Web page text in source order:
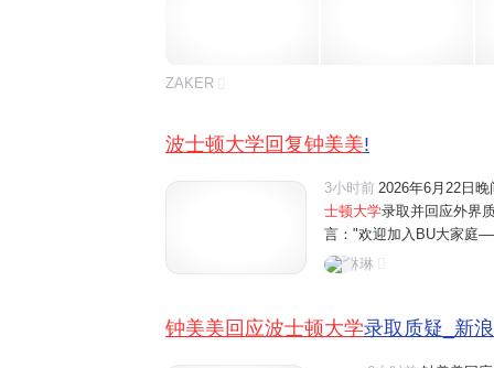
ZAKER
波士顿大学回复钟美美!
3小时前 2026年6月22日
士顿大学录取并回应外界
言："欢迎加入BU大家庭
erriers疯狂打call！"此次
琳琳
钟美美回应波士顿大学录取质疑_新